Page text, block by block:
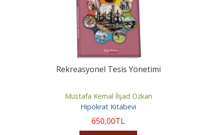
Rekreasyonel Tesis Yönetimi
Mustafa Kemal İlşad Özkan
Hipokrat Kitabevi
650,00TL